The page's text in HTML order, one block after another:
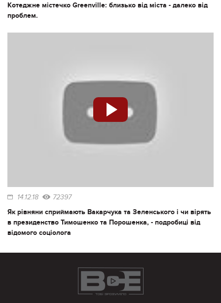
Котеджне містечко Greenville: близько від міста - далеко від
проблем.
14.12.18 72397
Як рівняни сприймають Вакарчука та Зеленського і чи вірять
в президенство Тимошенко та Порошенка, - подробиці від
відомого соціолога